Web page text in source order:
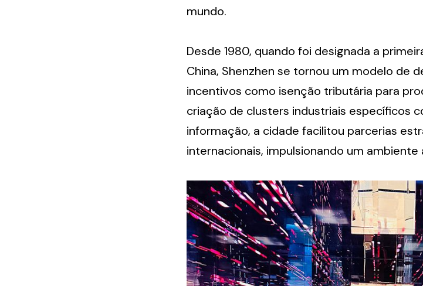
mundo.
Desde 1980, quando foi designada a
China, Shenzhen se tornou um modelo de
incentivos como isenção tributária para
criação de clusters industriais específicos
informação, a cidade facilitou parcerias
internacionais, impulsionando um